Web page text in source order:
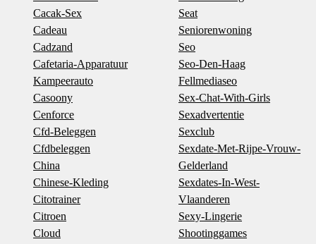
Cacak-Sex
Cadeau
Cadzand
Cafetaria-Apparatuur
Kampeerauto
Casoony
Cenforce
Cfd-Beleggen
Cfdbeleggen
China
Chinese-Kleding
Citotrainer
Citroen
Cloud
Seat
Seniorenwoning
Seo
Seo-Den-Haag
Fellmediaseo
Sex-Chat-With-Girls
Sexadvertentie
Sexclub
Sexdate-Met-Rijpe-Vrouw-
Gelderland
Sexdates-In-West-
Vlaanderen
Sexy-Lingerie
Shootinggames